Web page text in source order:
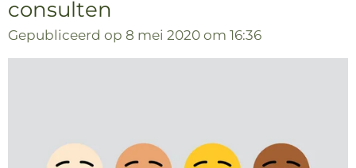
consulten
Gepubliceerd op 8 mei 2020 om 16:36